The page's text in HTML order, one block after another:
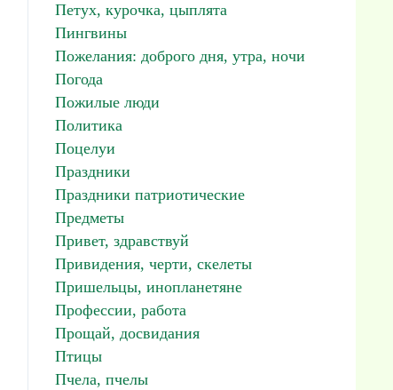
Петух, курочка, цыплята
Пингвины
Пожелания: доброго дня, утра, ночи
Погода
Пожилые люди
Политика
Поцелуи
Праздники
Праздники патриотические
Предметы
Привет, здравствуй
Привидения, черти, скелеты
Пришельцы, инопланетяне
Профессии, работа
Прощай, досвидания
Птицы
Пчела, пчелы